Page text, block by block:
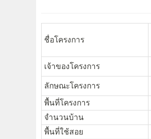
ชื่อโครงการ
เจ้าของโครงการ
ลักษณะโครงการ
พื้นที่โครงการ
จำนวนบ้าน
พื้นที่ใช้สอย